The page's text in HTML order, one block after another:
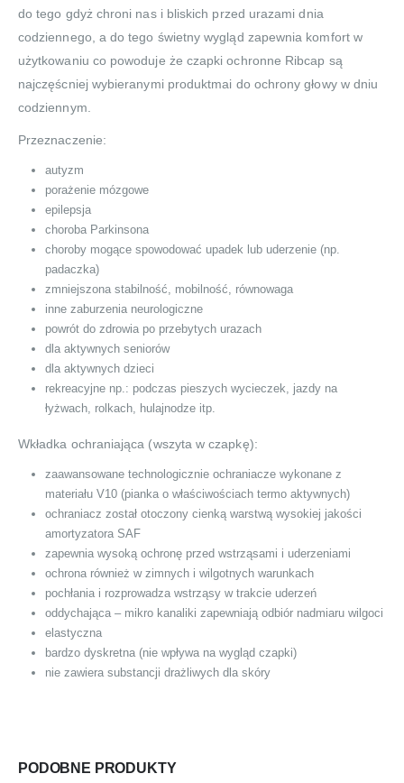
do tego gdyż chroni nas i bliskich przed urazami dnia
codziennego, a do tego świetny wygląd zapewnia komfort w
użytkowaniu co powoduje że czapki ochronne Ribcap są
najczęścniej wybieranymi produktmai do ochrony głowy w dniu
codziennym.
Przeznaczenie:
autyzm
porażenie mózgowe
epilepsja
choroba Parkinsona
choroby mogące spowodować upadek lub uderzenie (np.
padaczka)
zmniejszona stabilność, mobilność, równowaga
inne zaburzenia neurologiczne
powrót do zdrowia po przebytych urazach
dla aktywnych seniorów
dla aktywnych dzieci
rekreacyjne np.: podczas pieszych wycieczek, jazdy na
łyżwach, rolkach, hulajnodze itp.
Wkładka ochraniająca (wszyta w czapkę):
zaawansowane technologicznie ochraniacze wykonane z
materiału V10 (pianka o właściwościach termo aktywnych)
ochraniacz został otoczony cienką warstwą wysokiej jakości
amortyzatora SAF
zapewnia wysoką ochronę przed wstrząsami i uderzeniami
ochrona również w zimnych i wilgotnych warunkach
pochłania i rozprowadza wstrząsy w trakcie uderzeń
oddychająca – mikro kanaliki zapewniają odbiór nadmiaru wilgoci
elastyczna
bardzo dyskretna (nie wpływa na wygląd czapki)
nie zawiera substancji drażliwych dla skóry
PODOBNE PRODUKTY